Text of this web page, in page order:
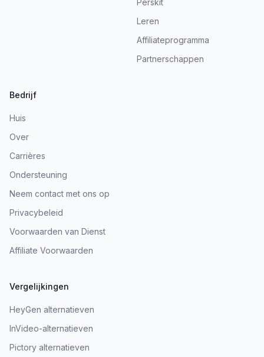
Leren
Affiliateprogramma
Partnerschappen
Bedrijf
Huis
Over
Carrières
Ondersteuning
Neem contact met ons op
Privacybeleid
Voorwaarden van Dienst
Affiliate Voorwaarden
Vergelijkingen
HeyGen alternatieven
InVideo-alternatieven
Pictory alternatieven